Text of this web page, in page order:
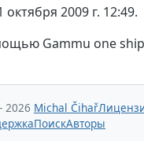
октября 2009 г. 12:49.
Gammu one
2026 Michal Čihař
ПоискАвторы